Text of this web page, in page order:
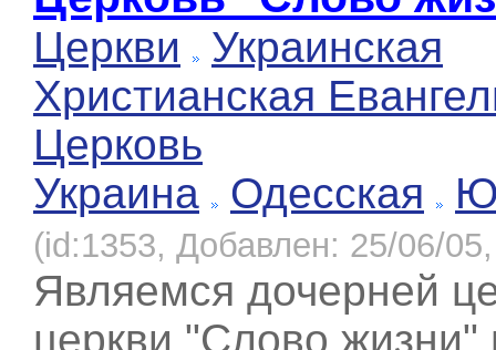
Церкви
Украинская
Христианская
Церковь
Украина
Одесская
(id:1353, Добавлен: 25/06/
Являемся дочерней
церкви "Слово жизни"